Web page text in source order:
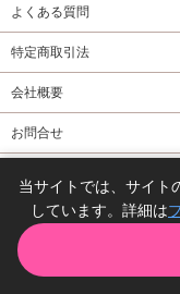
よくある質問
特定商取引法
会社概要
お問合せ
当サイトでは、サイト
しています。詳細は